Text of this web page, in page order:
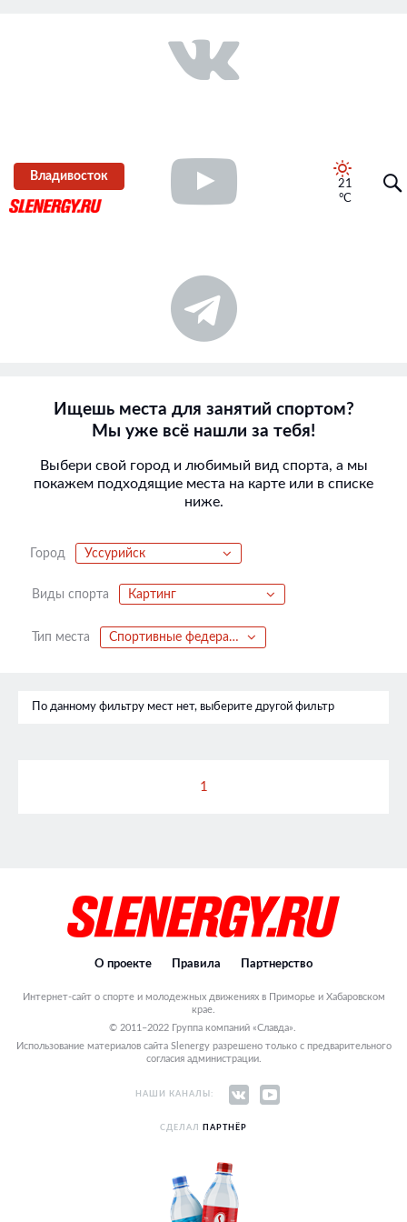
Владивосток
21
°C
Ищешь места для занятий спортом?
Мы уже всё нашли за тебя!
Выбери свой город и любимый вид спорта, а мы
покажем подходящие места на карте или в списке
ниже.
Город Уссурийск
Виды спорта Картинг
Тип места Спортивные федерации
По данному фильтру мест нет, выберите другой фильтр
1
О проекте Правила Партнерство
Интернет-сайт о спорте и молодежных движениях в Приморье и Хабаровском
крае.
© 2011–2022 Группа компаний «Славда».
Использование материалов сайта Slenergy разрешено только с предварительного
согласия администрации.
НАШИ КАНАЛЫ:
СДЕЛАЛ ПАРТНЁР